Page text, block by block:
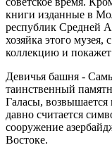
книги изданные в
республик Средней
хозяйка этого
коллекцию и
Девичья башня -
таинственный
Галасы, возвышается
давно считается
сооружение
Востоке.